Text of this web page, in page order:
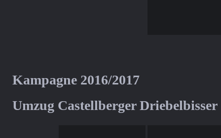
Kampagne 2016/2017
Umzug Castellberger